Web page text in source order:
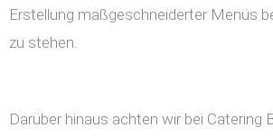
Erstellung maßgeschneiderter Menüs
zu stehen.
Darüber hinaus achten wir bei Catering